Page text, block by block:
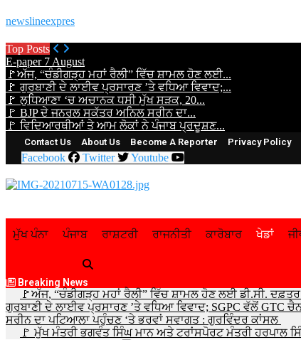
newslineexpres
Top Posts
E-paper 7 August
🚩ਅੱਜ, “ਚੰਡੀਗੜ੍ਹ ਮਹਾਂ ਰੈਲੀ” ਵਿੱਚ ਸ਼ਾਮਲ ਹੋਣ ਲਈ...
🚩 ਗੁਰਬਾਣੀ ਦੇ ਲਾਈਵ ਪ੍ਰਸਾਰਣ ’ਤੇ ਵਧਿਆ ਵਿਵਾਦ;...
🚩 ਲੁਧਿਆਣਾ ‘ਚ ਅਚਾਨਕ ਧਸੀ ਮੁੱਖ ਸੜਕ, 20...
🚩 BJP ਦੇ ਜਨਰਲ ਸਕੱਤਰ ਅਨਿਲ ਸਰੀਨ ਦਾ...
🚩 ਵਿਦਿਆਰਥੀਆਂ ਤੇ ਆਮ ਲੋਕਾਂ ਨੇ ਪੰਜਾਬ ਪ੍ਰਦੂਸ਼ਣ...
Contact Us About Us Become A Reporter Privacy Policy
Facebook Twitter Youtube
ਮੁੱਖ ਪੰਨਾ ਪੰਜਾਬ ਰਾਸ਼ਟਰੀ ਰਾਜਨੀਤੀ ਕਾਰੋਬਾਰ ਖੇਡਾਂ
Breaking News
🚩ਅੱਜ, “ਚੰਡੀਗੜ੍ਹ ਮਹਾਂ ਰੈਲੀ” ਵਿੱਚ ਸ਼ਾਮਲ ਹੋਣ ਲਈ ਡੀ.ਸੀ.
ਗੁਰਬਾਣੀ ਦੇ ਲਾਈਵ ਪ੍ਰਸਾਰਣ ’ਤੇ ਵਧਿਆ ਵਿਵਾਦ; SGPC ਵੱਲੋਂ GTC
ਸਰੀਨ ਦਾ ਪਟਿਆਲਾ ਪਹੁੰਚਣ ‘ਤੇ ਭਰਵਾਂ ਸਵਾਗਤ : ਗੁਰਵਿੰਦਰ ਕਾਂਸਲ
🚩 ਮੁੱਖ ਮੰਤਰੀ ਭਗਵੰਤ ਸਿੰਘ ਮਾਨ ਅਤੇ ਟਰਾਂਸਪੋਰਟ ਮੰਤਰੀ ਹਰਪਾਲ